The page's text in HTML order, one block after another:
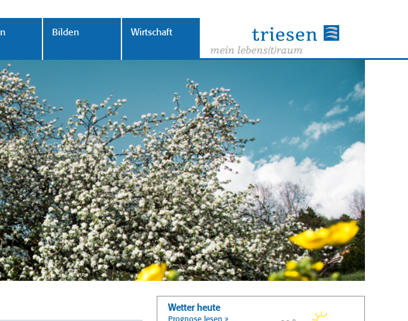
Bilden Wirtschaft
Wetter heute